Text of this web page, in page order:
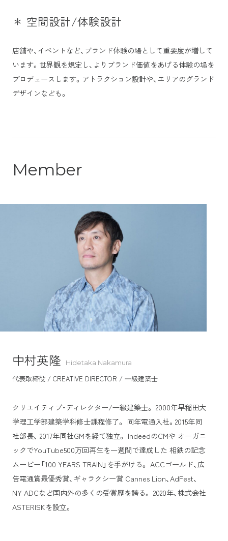
＊ 空間設計/体験設計
店舗や、イベントなど、ブランド体験の場として重要度が増して
います。世界観を規定し、よりブランド価値をあげる体験の場を
プロデュースします。アトラクション設計や、エリアのグランド
デザインなども。
Member
中村英隆 Hidetaka Nakamura
代表取締役 / CREATIVE DIRECTOR / ⼀級建築⼠
クリエイティブ・ディレクター/⼀級建築⼠。 2000年早稲田大
学理工学部建築学科修士課程修了。 同年電通入社。2015年同
社部長、 2017年同社GMを経て独立。 IndeedのCMや オーガニ
ックでYouTube500万回再生を一週間で達成した 相鉄の記念
ムービー「100 YEARS TRAIN」を⼿がける。 ACCゴールド、広
告電通賞最優秀賞、ギャラクシー賞 Cannes Lion、AdFest、
NY ADCなど国内外の多くの受賞歴を誇る。 2020年、株式会社
ASTERISKを設⽴。